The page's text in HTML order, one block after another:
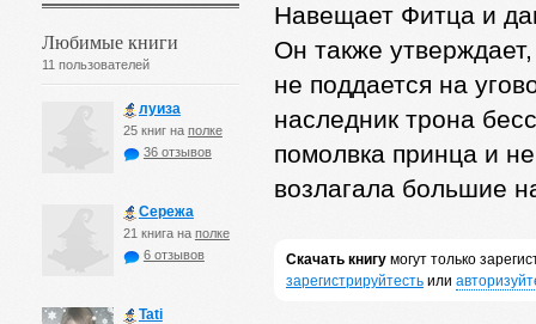
Любимые книги
11 пользователей
луиза
25 книг на полке
36 отзывов
Сережа
21 книга на полке
6 отзывов
Tati
Навещает Фитца и
Он также
не поддается на
наследник трона
помолвка принца и
возлагала большие
Скачать книгумогут только
зарегистрируйтестьили